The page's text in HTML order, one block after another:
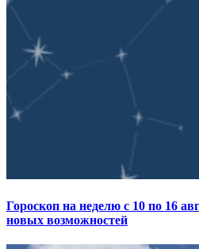
Гороскоп на неделю с 10 по 16
новых возможностей